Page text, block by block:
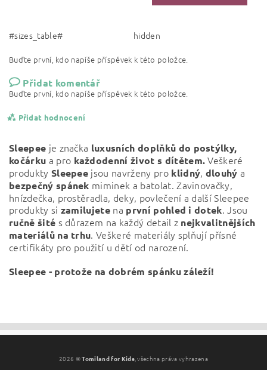
#sizes_table# hidden
Buďte první, kdo napíše příspěvek k této položce.
Přidat komentář
Buďte první, kdo napíše příspěvek k této položce.
Přidat hodnocení
Sleepee je značka luxusních doplňků do postýlky,
kočárku a pro každodenní život s dítětem.Veškeré
produkty Sleepee jsou navrženy pro klidný, dlouhý a
bezpečný spánek miminek a batolat. Zavinovačky,
hnízdečka, prostěradla, deky, povlečení a další Sleepee
produkty si zamilujete na první pohled i dotek. Jsou
ručně šité s důrazem na každý detail z nejkvalitnějších
materiálů na trhu. Veškeré materiály splňují přísné
certifikáty pro použití u dětí od narození.
Sleepee - protože na dobrém spánku záleží!
2026 ©Tomiland for Kids, všechna práva vyhrazena